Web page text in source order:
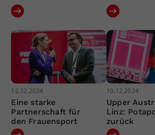
12.12.2024
Eine starke
Partnerschaft für
den Frauensport
10.12.2024
Upper
Linz:
zurück